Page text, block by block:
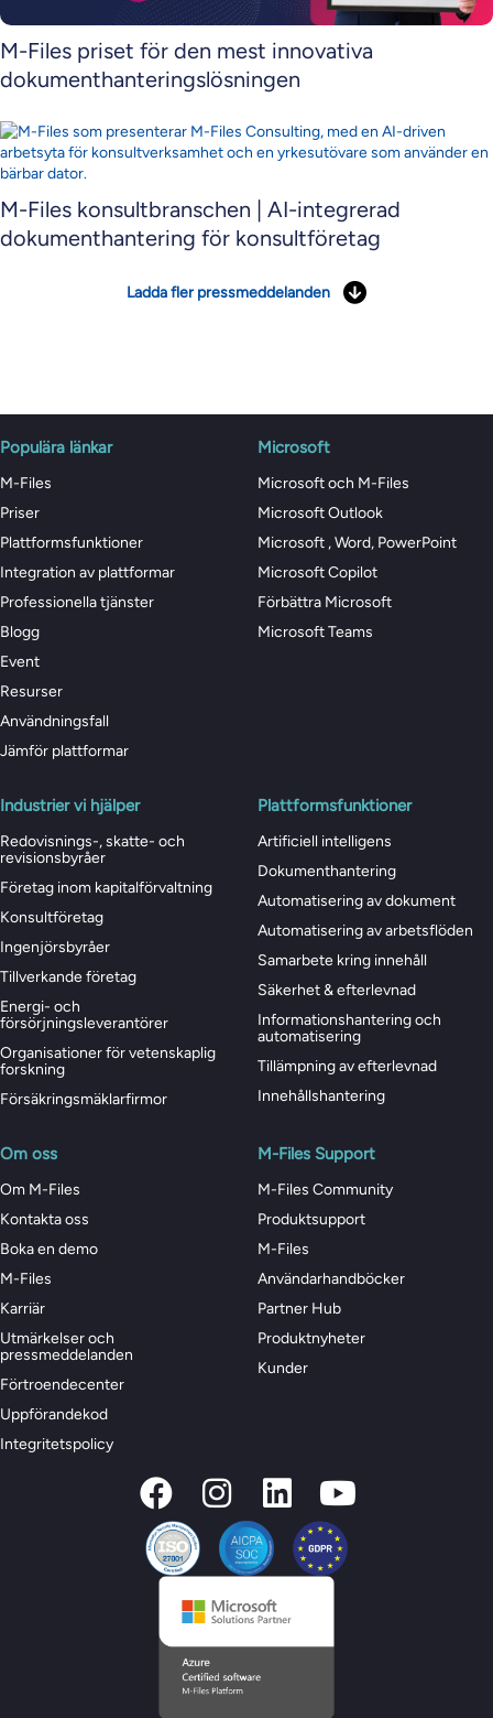
M-Files priset för den mest innovativa
dokumenthanteringslösningen
M-Files konsultbranschen | AI-integrerad
dokumenthantering för konsultföretag
Ladda fler pressmeddelanden
Populära länkar
M-Files
Priser
Plattformsfunktioner
Integration av plattformar
Professionella tjänster
Blogg
Event
Resurser
Användningsfall
Jämför plattformar
Microsoft
Microsoft och M-Files
Microsoft Outlook
Microsoft , Word, PowerPoint
Microsoft Copilot
Förbättra Microsoft
Microsoft Teams
Industrier vi hjälper
Redovisnings-, skatte- och
revisionsbyråer
Företag inom kapitalförvaltning
Konsultföretag
Ingenjörsbyråer
Tillverkande företag
Energi- och
försörjningsleverantörer
Organisationer för vetenskaplig
forskning
Försäkringsmäklarfirmor
Plattformsfunktioner
Artificiell intelligens
Dokumenthantering
Automatisering av dokument
Automatisering av arbetsflöden
Samarbete kring innehåll
Säkerhet & efterlevnad
Informationshantering och
automatisering
Tillämpning av efterlevnad
Innehållshantering
Om oss
Om M-Files
Kontakta oss
Boka en demo
M-Files
Karriär
Utmärkelser och
pressmeddelanden
Förtroendecenter
Uppförandekod
Integritetspolicy
M-Files Support
M-Files Community
Produktsupport
M-Files
Användarhandböcker
Partner Hub
Produktnyheter
Kunder